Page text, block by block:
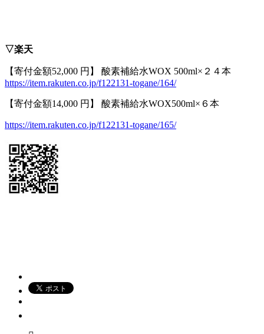
▽楽天
【寄付金額52,000 円】 酸素補給水WOX 500ml×２４本
https://item.rakuten.co.jp/f122131-togane/164/
【寄付金額14,000 円】 酸素補給水WOX500ml×６本
https://item.rakuten.co.jp/f122131-togane/165/